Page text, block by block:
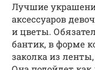
Лучшие
аксессуаров
и цветы.
бантик, в форме
заколка из